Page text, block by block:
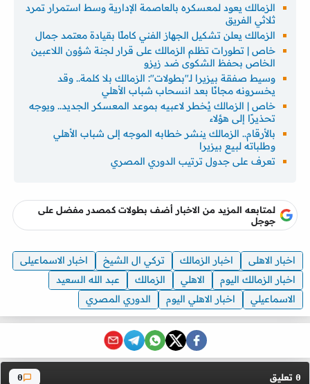
الزمالك يعود لمعسكره بالعاصمة الإدارية وسط استمرار تمرد
ثلاثي الفريق
الزمالك يعلن تشكيل الجهاز الفني كاملًا بقيادة معتمد جمال
خاص | تطورات تظلم الزمالك على قرار لجنة شؤون اللاعبين
الخاص بحفظ الشكوى ضد زيزو
وسيط صفقة بيزيرا لـ"بطولات": الزمالك بلا كلمة.. وقد
يخسرونه مجانًا بعد انسحاب شباب الأهلي
خاص | الزمالك يُخطر لاعبيه بموعد المعسكر الجديد.. ويوجه
تحذيرًا إلى هؤلاء
بالأرقام.. الزمالك ينشر خطابه الموجه إلى شباب الأهلي
وطلباته لبيع بيزيرا
تعرف على جدول ترتيب الدوري المصري
لمتابعه المزيد من الاخبار أضف بطولات كمصدر مفضل على
جوجل
اخبار الاهلى اخبار الزمالك تركي ال الشيخ
اخبار الاسماعيلى
اخبار الزمالك اليوم
الاهلي الزمالك
عبد الله السعيد
الاسماعيلي
اخبار الاهلي اليوم الدوري المصري
0 تعليق 0